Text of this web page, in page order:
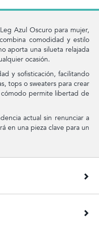
Azul Oscuro para mujer,
comodidad y estilo
aporta una silueta relajada
ocasión.
y sofisticación, facilitando
tops o sweaters para crear
cómodo permite libertad de
actual sin renunciar a
en una pieza clave para un